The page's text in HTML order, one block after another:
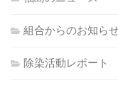
組合からのお知ら
除染活動レポート